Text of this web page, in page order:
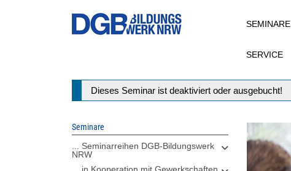
SEMINARE
SERVICE
Statusmeldung
Dieses Seminar ist deaktiviert oder ausgebucht!
Seminare
... Seminarreihen DGB-Bildungswerk
NRW